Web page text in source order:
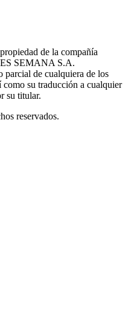
de la compañía
SEMANA S.A.
parcial de cualquiera de los
como su traducción a cualquier
su titular.
reservados.